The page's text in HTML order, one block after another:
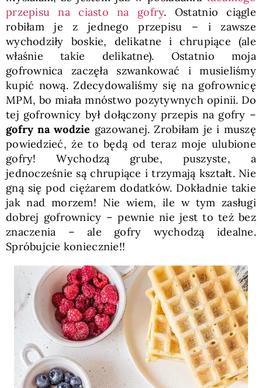
przepisu na ciasto na gofry. Ostatnio ciągle
robiłam je z jednego przepisu – i zawsze
wychodziły boskie, delikatne i chrupiące (ale
właśnie takie delikatne). Ostatnio moja
gofrownica zaczęła szwankować i musieliśmy
kupić nową. Zdecydowaliśmy się na gofrownicę
MPM, bo miała mnóstwo pozytywnych opinii. Do
tej gofrownicy był dołączony przepis na gofry –
gofry na wodzie gazowanej. Zrobiłam je i muszę
powiedzieć, że to będą od teraz moje ulubione
gofry! Wychodzą grube, puszyste, a
jednocześnie są chrupiące i trzymają kształt. Nie
gną się pod ciężarem dodatków. Dokładnie takie
jak nad morzem! Nie wiem, ile w tym zasługi
dobrej gofrownicy – pewnie nie jest to też bez
znaczenia – ale gofry wychodzą idealne.
Spróbujcie koniecznie!!